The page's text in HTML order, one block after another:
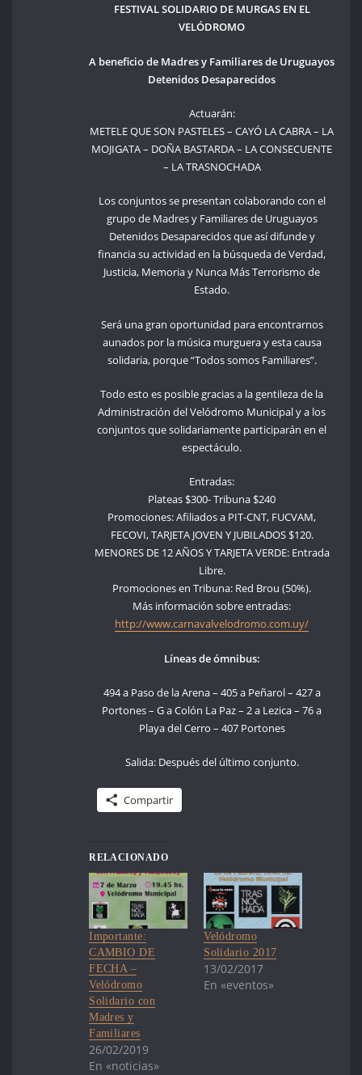
FESTIVAL SOLIDARIO DE MURGAS EN EL
VELÓDROMO
A beneficio de Madres y Familiares de Uruguayos
Detenidos Desaparecidos
Actuarán:
METELE QUE SON PASTELES – CAYÓ LA CABRA – LA
MOJIGATA – DOÑA BASTARDA – LA CONSECUENTE
– LA TRASNOCHADA
Los conjuntos se presentan colaborando con el
grupo de Madres y Familiares de Uruguayos
Detenidos Desaparecidos que así difunde y
financia su actividad en la búsqueda de Verdad,
Justicia, Memoria y Nunca Más Terrorismo de
Estado.
Será una gran oportunidad para encontrarnos
aunados por la música murguera y esta causa
solidaria, porque “Todos somos Familiares”.
Todo esto es posible gracias a la gentileza de la
Administración del Velódromo Municipal y a los
conjuntos que solidariamente participarán en el
espectáculo.
Entradas:
Plateas $300- Tribuna $240
Promociones: Afiliados a PIT-CNT, FUCVAM,
FECOVI, TARJETA JOVEN Y JUBILADOS $120.
MENORES DE 12 AÑOS Y TARJETA VERDE: Entrada
Libre.
Promociones en Tribuna: Red Brou (50%).
Más información sobre entradas:
http://www.carnavalvelodromo.com.uy/
Líneas de ómnibus:
494 a Paso de la Arena – 405 a Peñarol – 427 a
Portones – G a Colón La Paz – 2 a Lezica – 76 a
Playa del Cerro – 407 Portones
Salida: Después del último conjunto.
Compartir
RELACIONADO
Importante:
CAMBIO DE
FECHA –
Velódromo
Solidario con
Madres y
Familiares
26/02/2019
En «noticias»
Velódromo
Solidario 2017
13/02/2017
En «eventos»